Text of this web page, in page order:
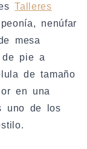
Talleres
nenúfar
mesa
de pie a
de tamaño
en una
uno de los